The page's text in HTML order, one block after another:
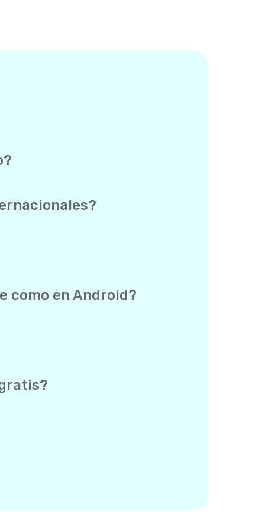
como en Android?
Testing Program y las promociones